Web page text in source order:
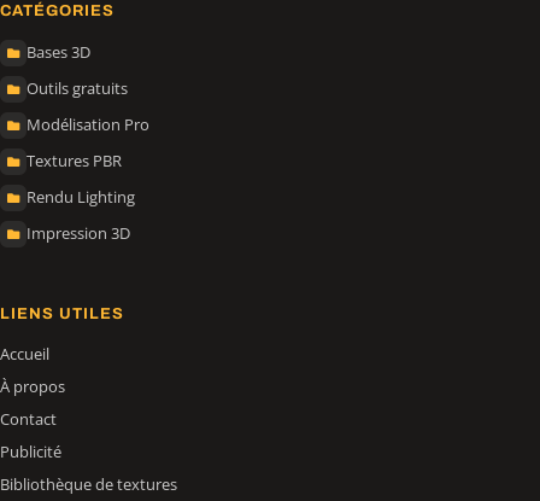
CATÉGORIES
Bases 3D
Outils gratuits
Modélisation Pro
Textures PBR
Rendu Lighting
Impression 3D
LIENS UTILES
Accueil
À propos
Contact
Publicité
Bibliothèque de textures